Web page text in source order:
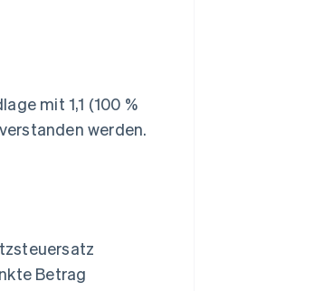
mit 1,1 (100 %
werden.
Betrag